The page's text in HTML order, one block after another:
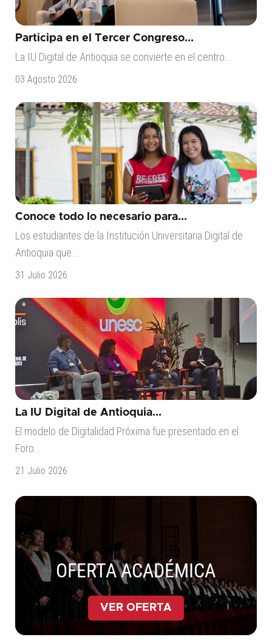
Participa en el Tercer Congreso...
La IU Digital de Antioquia se convierte en el centro...
03 Agosto 2026
Conoce todo lo necesario para...
Los estudiantes de la Institución Universitaria Digital de
Antioquia que...
31 Julio 2026
La IU Digital de Antioquia...
El modelo de Digitalidad Próxima fue presentado en el
Foro...
21 Julio 2026
OFERTA ACADÉMICA
VER OFERTA